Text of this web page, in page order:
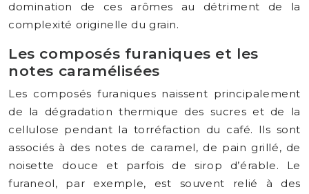
domination de ces arômes au détriment de la
complexité originelle du grain.
Les composés furaniques et les
notes caramélisées
Les composés furaniques naissent principalement
de la dégradation thermique des sucres et de la
cellulose pendant la torréfaction du café. Ils sont
associés à des notes de caramel, de pain grillé, de
noisette douce et parfois de sirop d’érable. Le
furaneol, par exemple, est souvent relié à des